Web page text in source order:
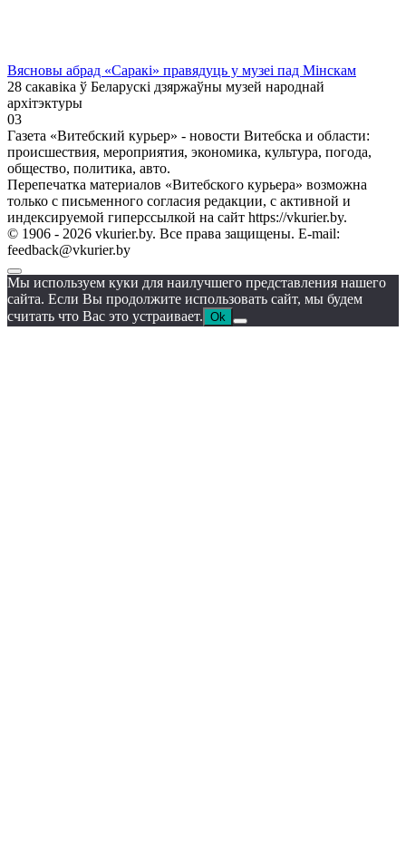
Вясновы абрад «Саракі» правядуць у музеі пад Мінскам
28 сакавіка ў Беларускі дзяржаўны музей народнай
архітэктуры
03
Газета «Витебский курьер» - новости Витебска и области:
происшествия, мероприятия, экономика, культура, погода,
общество, политика, авто.
Перепечатка материалов «Витебского курьера» возможна
только с письменного согласия редакции, с активной и
индексируемой гиперссылкой на сайт https://vkurier.by.
© 1906 - 2026 vkurier.by. Все права защищены. E-mail:
feedback@vkurier.by
Мы используем куки для наилучшего представления нашего
сайта. Если Вы продолжите использовать сайт, мы будем
считать что Вас это устраивает. Ok